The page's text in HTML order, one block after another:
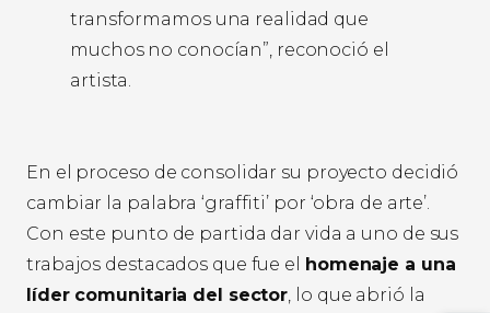
transformamos una realidad que
muchos no conocían”, reconoció el
artista.
En el proceso de consolidar su proyecto decidió
cambiar la palabra ‘graffiti’ por ‘obra de arte’.
Con este punto de partida dar vida a uno de sus
trabajos destacados que fue el homenaje a una
líder comunitaria del sector, lo que abrió la